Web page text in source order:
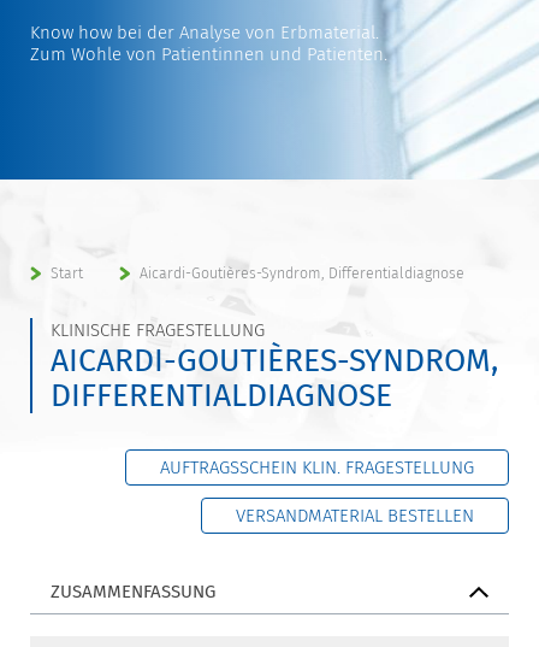
Know how bei der Analyse von Erbmaterial.
Zum Wohle von Patientinnen und Patienten.
Start Aicardi-Goutières-Syndrom, Differentialdiagnose
KLINISCHE FRAGESTELLUNG
AICARDI-GOUTIÈRES-SYNDROM,
DIFFERENTIALDIAGNOSE
AUFTRAGSSCHEIN KLIN. FRAGESTELLUNG
VERSANDMATERIAL BESTELLEN
ZUSAMMENFASSUNG